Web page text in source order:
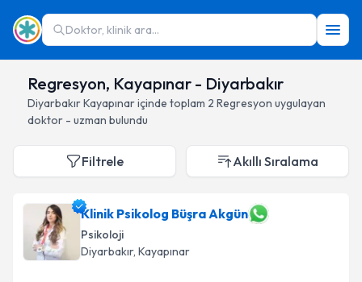
Doktor, klinik ara...
Regresyon, Kayapınar - Diyarbakır
DiyarbakırKayapınariçinde toplam 2 Regresyon uygulayan
doktor - uzman bulundu
Filtrele Akıllı Sıralama
Klinik Psikolog Büşra Akgün
Psikoloji
Diyarbakır, Kayapınar